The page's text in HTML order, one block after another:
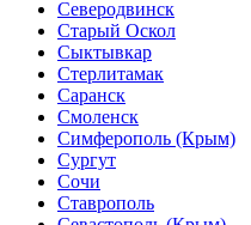
Северодвинск
Старый Оскол
Сыктывкар
Стерлитамак
Саранск
Смоленск
Симферополь (Крым)
Сургут
Сочи
Ставрополь